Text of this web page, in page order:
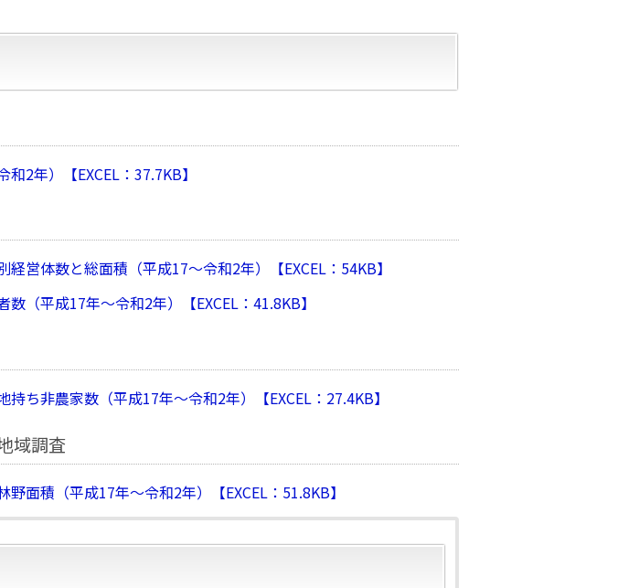
2年）【EXCEL：37.7KB】
経営体数と総面積（平成17〜令和2年）【EXCEL：54KB】
（平成17年～令和2年）【EXCEL：41.8KB】
持ち非農家数（平成17年〜令和2年）【EXCEL：27.4KB】
域調査
野面積（平成17年〜令和2年）【EXCEL：51.8KB】